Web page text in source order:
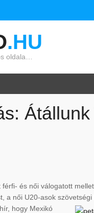
.HU
oldala…
és női válogatott
a női U20-asok
hogy Mexikó